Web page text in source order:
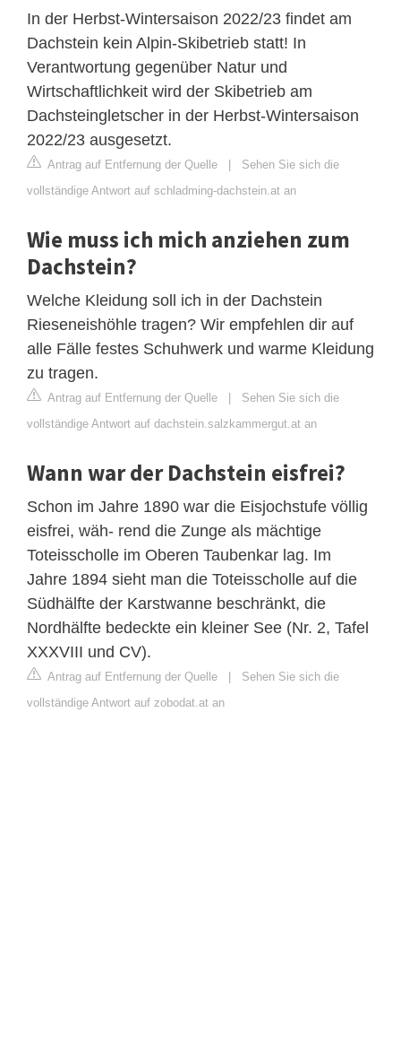
In der Herbst-Wintersaison 2022/23 findet am
Dachstein kein Alpin-Skibetrieb statt! In
Verantwortung gegenüber Natur und
Wirtschaftlichkeit wird der Skibetrieb am
Dachsteingletscher in der Herbst-Wintersaison
2022/23 ausgesetzt.
Antrag auf Entfernung der Quelle | Sehen Sie sich die
vollständige Antwort auf schladming-dachstein.at an
Wie muss ich mich anziehen zum
Dachstein?
Welche Kleidung soll ich in der Dachstein
Rieseneishöhle tragen? Wir empfehlen dir auf
alle Fälle festes Schuhwerk und warme Kleidung
zu tragen.
Antrag auf Entfernung der Quelle | Sehen Sie sich die
vollständige Antwort auf dachstein.salzkammergut.at an
Wann war der Dachstein eisfrei?
Schon im Jahre 1890 war die Eisjochstufe völlig
eisfrei, wäh- rend die Zunge als mächtige
Toteisscholle im Oberen Taubenkar lag. Im
Jahre 1894 sieht man die Toteisscholle auf die
Südhälfte der Karstwanne beschränkt, die
Nordhälfte bedeckte ein kleiner See (Nr. 2, Tafel
XXXVIII und CV).
Antrag auf Entfernung der Quelle | Sehen Sie sich die
vollständige Antwort auf zobodat.at an